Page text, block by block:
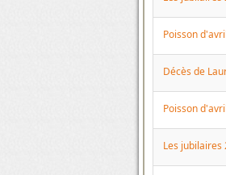
Poisson
Décès de
Poisson
Les jubilaires